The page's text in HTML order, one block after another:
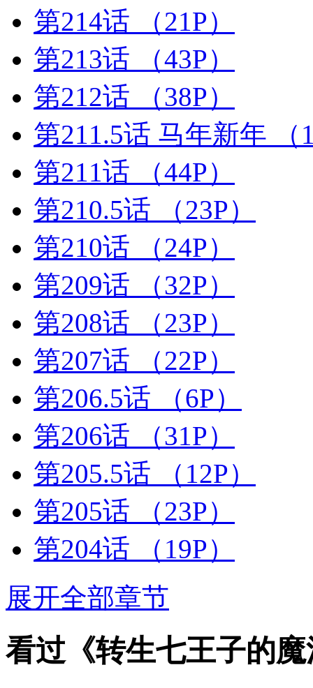
第214话
（21P）
第213话
（43P）
第212话
（38P）
第211.5话 马年新年
第211话
（44P）
第210.5话
（23P）
第210话
（24P）
第209话
（32P）
第208话
（23P）
第207话
（22P）
第206.5话
（6P）
第206话
（31P）
第205.5话
（12P）
第205话
（23P）
第204话
（19P）
展开全部章节
看过《转生七王子的